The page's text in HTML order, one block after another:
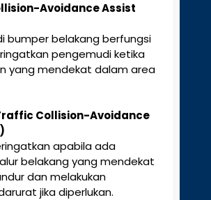
Avoidance Assist
bumper belakang berfungsi
pengemudi ketika
yang mendekat dalam area
Collision-Avoidance
apabila ada
belakang yang mendekat
dan melakukan
jika diperlukan.